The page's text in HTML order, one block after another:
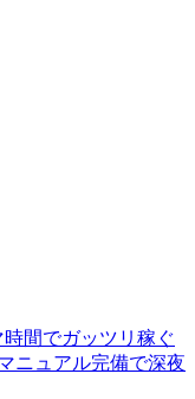
時間でガッツリ稼ぐ
ニュアル完備で深夜